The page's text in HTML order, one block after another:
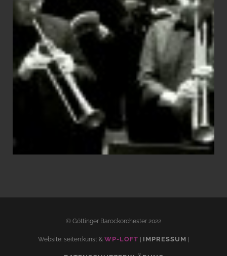
© Göttinger Barockorchester 2022
Website: seiten:kunst & WP-LOFT IMPRESSUM